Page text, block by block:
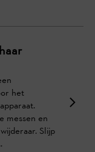
het
messen en
Slijp